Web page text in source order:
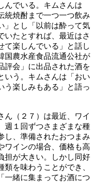
んでいる。キムさんは
統焼酎まで一つ一つ飲み
」とし「以前は酔って気
いたとすれば、最近はさ
て楽しんでいる」と話し
国農水産食品流通公社が
評会」に出品された酒を
いう。キムさんは「おい
う楽しみもある」と語っ
ん（２７）は最近、ワイ
週１回ずつさまざまな種
し、準備されたおつまみ
ワインの場合、価格も高
担が大きい。しかし同好
を味わうことができ、
一緒に集まってお酒につ